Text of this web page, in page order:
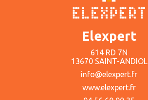
Elexpert
614 RD 7N
13670 SAINT-ANDIOL
info@elexpert.fr
www.elexpert.fr